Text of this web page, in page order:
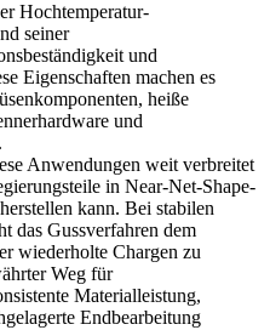
Hochtemperatur-
seiner
und
Eigenschaften machen es
heiße
und
Anwendungen weit verbreitet
in Near-Net-Shape-
kann. Bei stabilen
das Gussverfahren dem
wiederholte Chargen zu
Weg für
Materialleistung,
Endbearbeitung